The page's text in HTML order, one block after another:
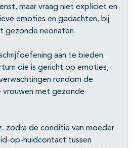
maar vraag niet expliciet en
emoties en gedachten, bij
gezonde neonaten.
aan te bieden
die is gericht op emoties,
rondom de
vrouwen met gezonde
zodra de conditie van moeder
op-huidcontact tussen